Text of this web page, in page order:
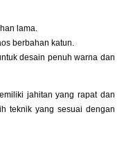
lama.
berbahan katun.
desain penuh warna dan
jahitan yang rapat dan
teknik yang sesuai dengan